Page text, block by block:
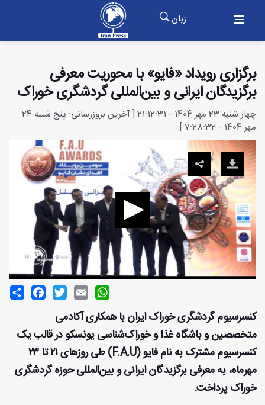
زبان
برگزاری رویداد «فایو» با محوریت معرفی
برگزیدگان ایرانی و بین‌المللی گردشگری خوراک
چهار شنبه 23 مهر 1404 - 21:12:31 [ آخرین بروزرسانی: پنج شنبه 24
مهر 1404 - 7:28:32 ]
Share
FacebookTwitterEmail
WhatsApp
کنسرسیوم گردشگری خوراک ایران با همکاری آکادمی
متخصصین و باشگاه غذا و خوراک‌شناسی یونسکو در قالب یک
کنسرسیوم مشترک به نام فایو (F.A.U) طی روزهای ۲۱ تا ۲۳
مهرماه، به معرفی برگزیدگان ایرانی و بین‌المللی حوزه گردشگری
خوراک پرداخت.